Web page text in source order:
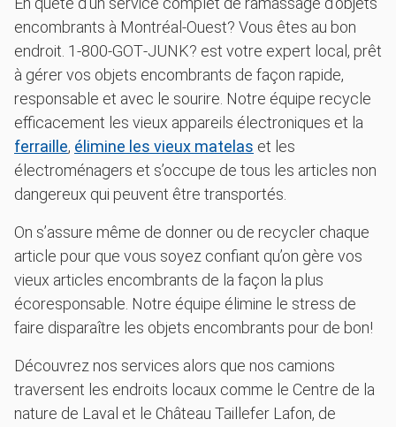
encombrants à Montréal-Ouest? Vous êtes au bon
endroit. 1‑800‑GOT‑JUNK? est votre expert local, prêt
à gérer vos objets encombrants de façon rapide,
responsable et avec le sourire. Notre équipe recycle
efficacement les vieux appareils électroniques et la
ferraille, élimine les vieux matelas et les
électroménagers et s’occupe de tous les articles non
dangereux qui peuvent être transportés.
On s’assure même de donner ou de recycler chaque
article pour que vous soyez confiant qu’on gère vos
vieux articles encombrants de la façon la plus
écoresponsable. Notre équipe élimine le stress de
faire disparaître les objets encombrants pour de bon!
Découvrez nos services alors que nos camions
traversent les endroits locaux comme le Centre de la
nature de Laval et le Château Taillefer Lafon, de